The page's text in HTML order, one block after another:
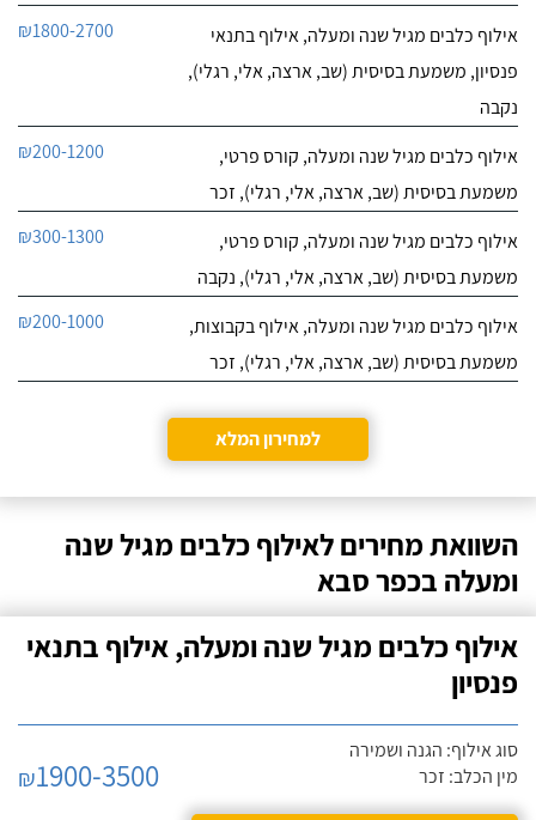
בחום!
אילוף כלבים מגיל שנה ומעלה, אילוף בתנאי
פנסיון, משמעת בסיסית (שב, ארצה, אלי, רגלי),
נקבה
₪1800-2700
אילוף כלבים מגיל שנה ומעלה, קורס פרטי,
משמעת בסיסית (שב, ארצה, אלי, רגלי), זכר
₪200-1200
אילוף כלבים מגיל שנה ומעלה, קורס פרטי,
משמעת בסיסית (שב, ארצה, אלי, רגלי), נקבה
₪300-1300
אילוף כלבים מגיל שנה ומעלה, אילוף בקבוצות,
משמעת בסיסית (שב, ארצה, אלי, רגלי), זכר
₪200-1000
למחירון המלא
השוואת מחירים לאילוף כלבים מגיל שנה
ומעלה בכפר סבא
אילוף כלבים מגיל שנה ומעלה, אילוף בתנאי
פנסיון
סוג אילוף: הגנה ושמירה
מין הכלב: זכר
₪1900-3500